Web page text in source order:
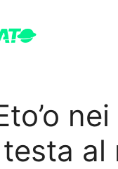
al